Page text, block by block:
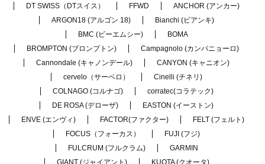
DT SWISS（DTスイス）
FFWD
ANCHOR (アンカー)
ARGON18 (アルゴン 18)
Bianchi (ビアンキ)
BMC (ビーエムシー)
BOMA
BROMPTON (ブロンプトン)
Campagnolo (カンパニョーロ)
Cannondale (キャノンデール)
CANYON (キャニオン)
cervelo（サーベロ）
Cinelli (チネリ)
COLNAGO (コルナゴ)
corratec(コラテック)
DE ROSA (デローザ)
EASTON (イーストン)
ENVE (エンヴィ)
FACTOR(ファクター)
FELT (フェルト)
FOCUS（フォーカス）
FUJI (フジ)
FULCRUM (フルクラム)
GARMIN